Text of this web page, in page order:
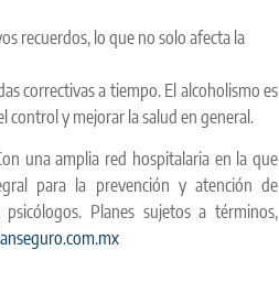
recuerdos, lo que no solo afecta la
correctivas a tiempo. El alcoholismo es
control y mejorar la salud en general.
una amplia red hospitalaria en la que
para la prevención y atención de
Planes sujetos a términos,